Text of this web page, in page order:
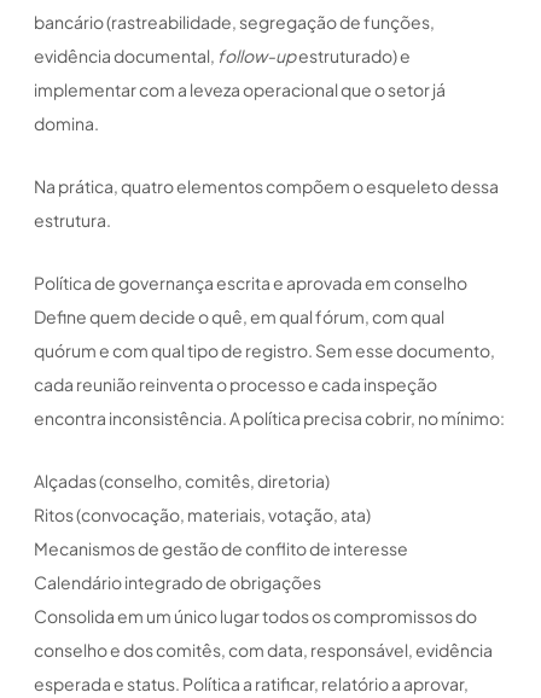
bancário (rastreabilidade, segregação de funções,
evidência documental, follow-upestruturado) e
implementar com a leveza operacional que o setor já
domina.
Na prática, quatro elementos compõem o esqueleto dessa
estrutura.
Política de governança escrita e aprovada em conselho
Define quem decide o quê, em qual fórum, com qual
quórum e com qual tipo de registro. Sem esse documento,
cada reunião reinventa o processo e cada inspeção
encontra inconsistência. A política precisa cobrir, no mínimo:
Alçadas (conselho, comitês, diretoria)
Ritos (convocação, materiais, votação, ata)
Mecanismos de gestão de conflito de interesse
Calendário integrado de obrigações
Consolida em um único lugar todos os compromissos do
conselho e dos comitês, com data, responsável, evidência
esperada e status. Política a ratificar, relatório a aprovar,